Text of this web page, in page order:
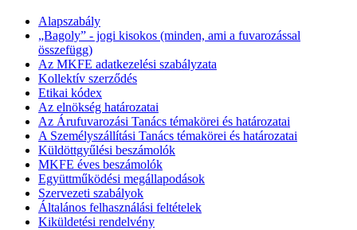
Alapszabály
„Bagoly” - jogi kisokos (minden, ami a fuvarozással
összefügg)
Az MKFE adatkezelési szabályzata
Kollektív szerződés
Etikai kódex
Az elnökség határozatai
Az Árufuvarozási Tanács témakörei és határozatai
A Személyszállítási Tanács témakörei és határozatai
Küldöttgyűlési beszámolók
MKFE éves beszámolók
Együttműködési megállapodások
Szervezeti szabályok
Általános felhasználási feltételek
Kiküldetési rendelvény